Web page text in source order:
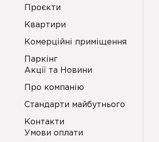
Проєкти
Квартири
Комерційні приміщення
Паркінг
Акції та Новини
Про компанію
Стандарти майбутнього
Контакти
Умови оплати